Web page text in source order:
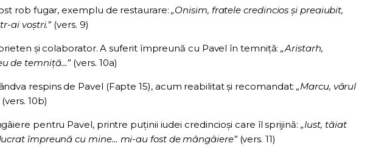
rob fugar, exemplu de restaurare:„Onisim, fratele credincios și preaiubit,
ai voștri.”(vers. 9)
și colaborator. A suferit împreună cu Pavel în temniță:„Aristarh,
de temniță…”(vers. 10a)
respins de Pavel (Fapte 15), acum reabilitat și recomandat:„Marcu, vărul
(vers. 10b)
pentru Pavel, printre puținii iudei credincioși care îl sprijină: „Iust, tăiat
împreună cu mine… mi-au fost de mângâiere”(vers. 11)